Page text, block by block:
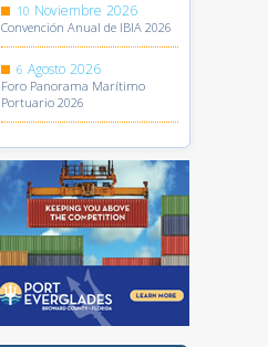
10 Noviembre 2026
Convención Anual de IBIA 2026
6 Agosto 2026
Foro Panorama Marítimo
Portuario 2026